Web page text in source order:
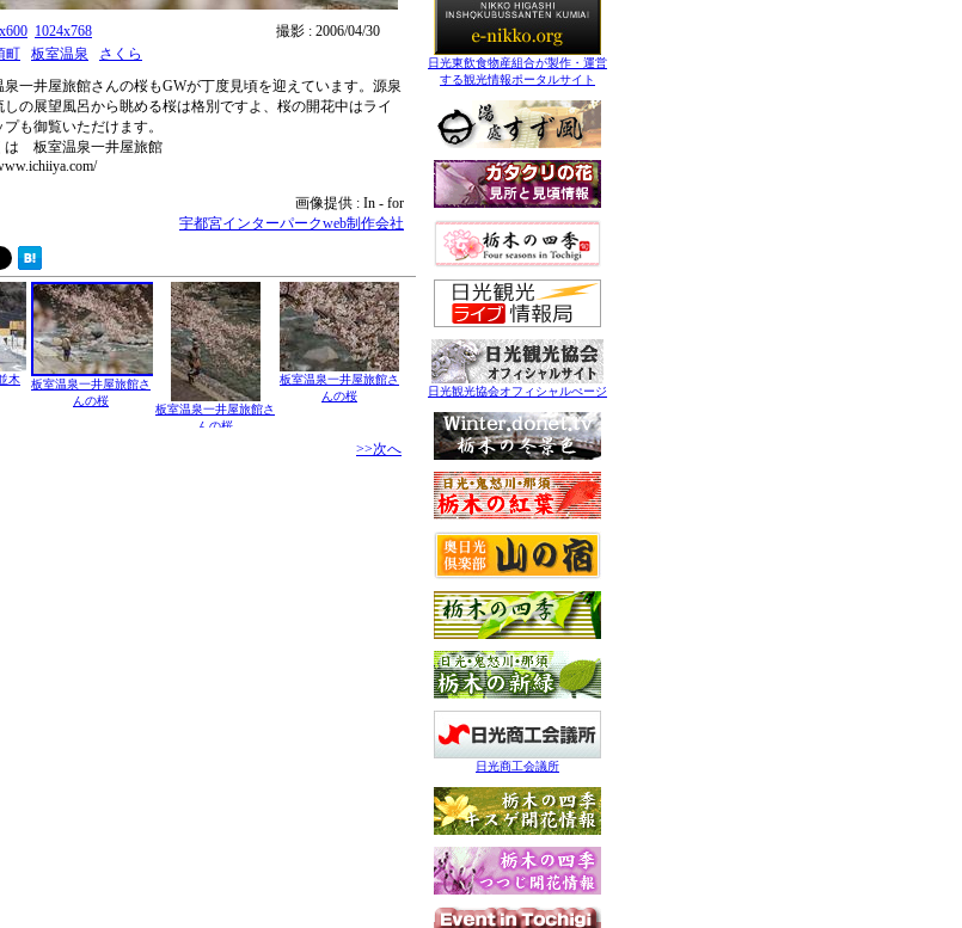
1024x768
撮影 : 2006/04/30
町 板室温泉
さくら
泉一井屋旅館さんの桜もGWが丁度見頃を迎えています。源泉
しの展望風呂から眺める桜は格別ですよ、桜の開花中はライ
プも御覧いただけます。
は 板室温泉一井屋旅館
画像提供 : In - for
宇都宮インターパークweb制作会社
木
板室温泉一井屋旅館さ
んの桜
板室温泉一井屋旅館さ
んの桜
板室温泉一井屋旅館さ
んの桜
>>次へ
日光東飲食物産組合が製作・運営
する観光情報ポータルサイト
日光観光協会オフィシャルぺージ
日光商工会議所